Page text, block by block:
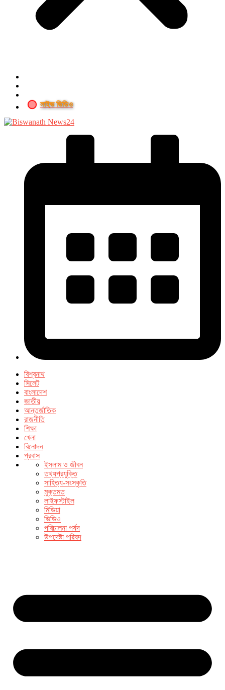
লাইভ ভিডিও
বিশ্বনাথ
সিলেট
বাংলাদেশ
জাতীয়
আন্তর্জাতিক
রাজনীতি
শিক্ষা
খেলা
বিনোদন
প্রবাস
ইসলাম ও জীবন
তথ্যপ্রযুক্তি
সাহিত্য-সংস্কৃতি
মুক্তমত
লাইফস্টাইল
মিডিয়া
ভিডিও
পরিচালনা পর্ষদ
উপদেষ্টা পরিষদ